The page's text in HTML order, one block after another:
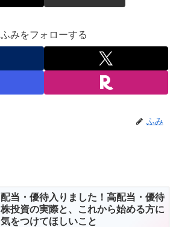
ふみをフォローする
ふみ
配当・優待入りました！高配当・優待
株投資の実際と、これから始める方に
気をつけてほしいこと